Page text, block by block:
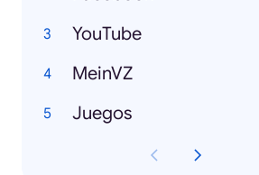
YouTube
MeinVZ
Juegos